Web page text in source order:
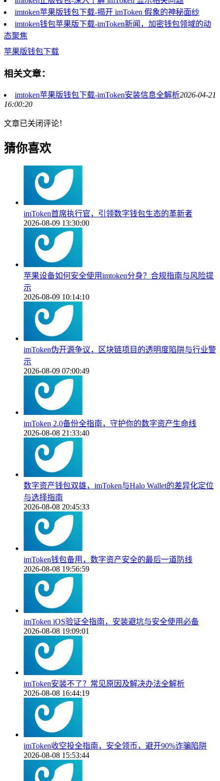
imtoken苹果版钱包下载-揭开 imToken 假象的神秘面纱
imtoken钱包苹果版下载-imToken新闻，加密钱包领域的动
态聚焦
苹果版钱包下载
相关文章：
imtoken苹果版钱包下载-imToken安装信息全解析2026-04-21
16:00:20
文章已关闭评论！
猜你喜欢
imToken首席执行官，引领数字钱包生态的革新者
2026-08-09 13:30:00
苹果设备如何安全使用imtoken分身？合规指南与风险提
示
2026-08-09 10:14:10
imToken伪开源争议，区块链项目的透明度陷阱与行业警
示
2026-08-09 07:00:49
imToken 2.0备份全指南，守护你的数字资产生命线
2026-08-08 21:33:40
数字资产钱包双雄，imToken与Halo Wallet的差异化定位
与选择指南
2026-08-08 20:45:33
imToken钱包备用，数字资产安全的最后一道防线
2026-08-08 19:56:59
imToken iOS验证全指南，安装避坑与安全使用必备
2026-08-08 19:09:01
imToken安装不了？常见原因及解决办法全解析
2026-08-08 16:44:19
imToken收空投全指南，安全领币，避开90%诈骗陷阱
2026-08-08 15:53:44